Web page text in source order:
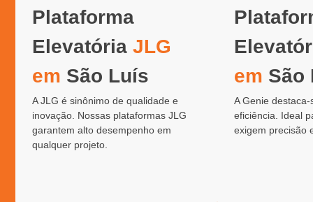
Plataforma
ElevatóriaJLG
em São Luís
A JLG é sinônimo de qualidade e
inovação. Nossas plataformas JLG
garantem alto desempenho em
qualquer projeto.
em São
A Genie
eficiência. Ideal
exigem precisão